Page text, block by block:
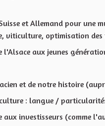
et Allemand pour une
viticulture, optimisation
l'Alsace aux jeunes
et de notre histoire
: langue /
investisseurs (comme